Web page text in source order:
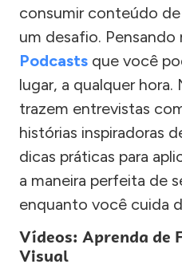
consumir conteúdo
um desafio. Pensando
Podcasts que você
lugar, a qualquer hora.
trazem entrevistas
histórias inspiradoras
dicas práticas para
a maneira perfeita de
enquanto você cuida
Vídeos: Aprenda de
Visual